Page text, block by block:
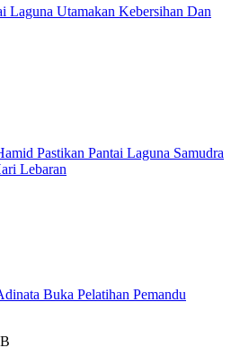
Laguna Utamakan Kebersihan Dan
Pastikan Pantai Laguna Samudra
Lebaran
Buka Pelatihan Pemandu